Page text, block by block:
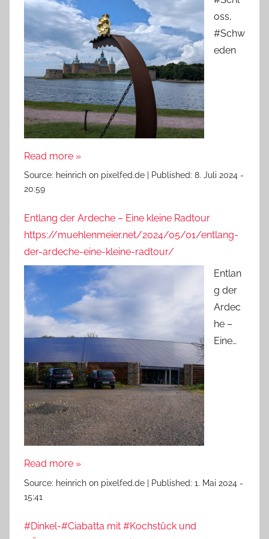
oss,
#Schw
eden
Read more »
Source: heinrich on pixelfed.de Published: 8. Juli 2024 -
20:59
Entlang der Ardeche – Eine kleine Radtour
https://muehlenmeier.net/2024/05/01/entlang-
der-ardeche-eine-kleine-radtour/
Entlan
g der
Ardec
he –
Eine…
Read more »
Source: heinrich on pixelfed.de Published: 1. Mai 2024 -
15:41
#Dinkel-#Ciabatta mit #Kochstück und